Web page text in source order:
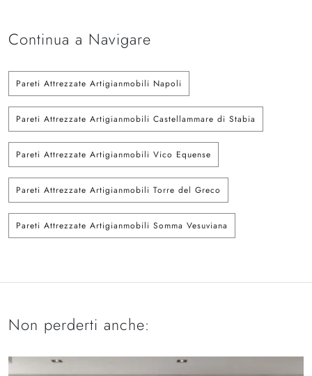
Continua a Navigare
Pareti Attrezzate Artigianmobili Napoli
Pareti Attrezzate Artigianmobili Castellammare di Stabia
Pareti Attrezzate Artigianmobili Vico Equense
Pareti Attrezzate Artigianmobili Torre del Greco
Pareti Attrezzate Artigianmobili Somma Vesuviana
Non perderti anche: